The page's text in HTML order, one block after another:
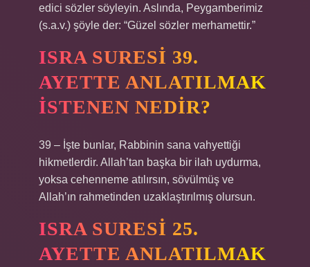
edici sözler söyleyin. Aslında, Peygamberimiz
(s.a.v.) şöyle der: “Güzel sözler merhamettir.”
ISRA SURESI 39.
AYETTE ANLATILMAK
ISTENEN NEDIR?
39 – İşte bunlar, Rabbinin sana vahyettiği
hikmetlerdir. Allah’tan başka bir ilah uydurma,
yoksa cehenneme atılırsın, sövülmüş ve
Allah’ın rahmetinden uzaklaştırılmış olursun.
ISRA SURESI 25.
AYETTE ANLATILMAK